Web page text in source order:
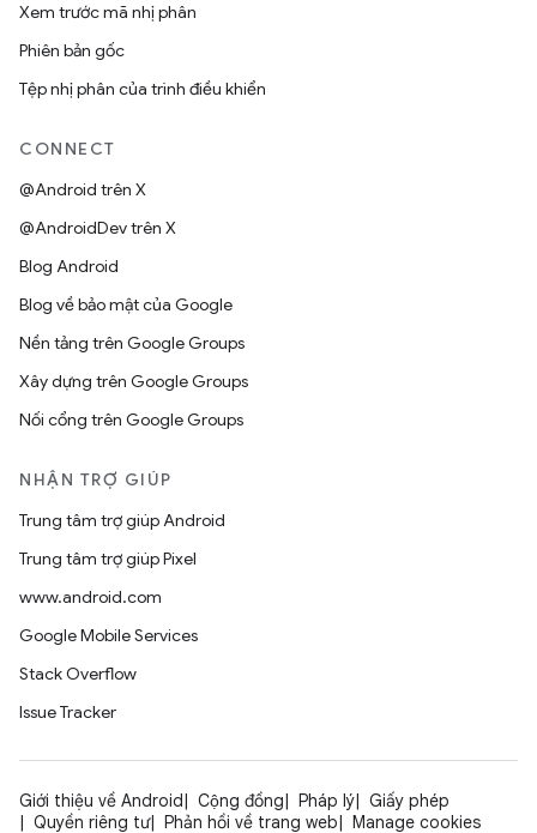
Xem trước mã nhị phân
Phiên bản gốc
Tệp nhị phân của trình điều khiển
CONNECT
@Android trên X
@AndroidDev trên X
Blog Android
Blog về bảo mật của Google
Nền tảng trên Google Groups
Xây dựng trên Google Groups
Nối cổng trên Google Groups
NHẬN TRỢ GIÚP
Trung tâm trợ giúp Android
Trung tâm trợ giúp Pixel
www.android.com
Google Mobile Services
Stack Overflow
Issue Tracker
Giới thiệu về Android Cộng đồng Pháp lý
Giấy phép
Quyền riêng tư
Phản hồi về trang web Manage cookies